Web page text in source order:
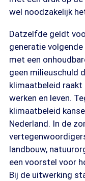
wel noodzakelijk
Datzelfde geldt
generatie
met een
geen milieuschuld
klimaatbeleid raakt
werken en leven.
klimaatbeleid
Nederland. In de
landbouw,
een voorstel voor
Bij de uitwerking